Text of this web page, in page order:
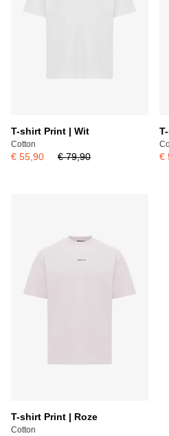
T-shirt Print | Wit
Cotton
€ 55,90 € 79,90 €
T-shirt Print | Roze
Cotton